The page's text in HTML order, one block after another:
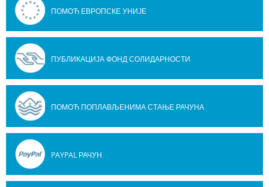
ПОМОЋ ЕВРОПСКЕ УНИЈЕ
ПУБЛИКАЦИЈА ФОНД СОЛИДАРНОСТИ
ПОМОЋ ПОПЛАВЉЕНИМА СТАЊЕ РАЧУНА
PAYPAL РАЧУН